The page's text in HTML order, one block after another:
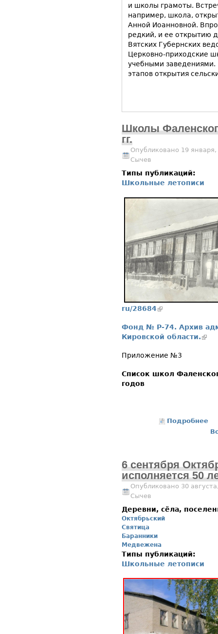
и школы грамоты.
например, школа,
Анной Иоанновной.
редкий, и ее открытию
Вятских Губернских
Церковно-приходские
учебными
этапов открытия
Школы
гг.
Опубликовано 19
Сычев
Типы публикаций:
Школьные летописи
ru/28684 (внешняя ссылка)
Фонд № Р-74. Архив
Кировской области.
Приложение №3
Список школ
годов
Подробнее
6 сентября
исполняется 50
Опубликовано 30
Сычев
Деревни, сёла,
Октябрьский
Святица
Баранники
Медвежена
Типы публикаций:
Школьные летописи